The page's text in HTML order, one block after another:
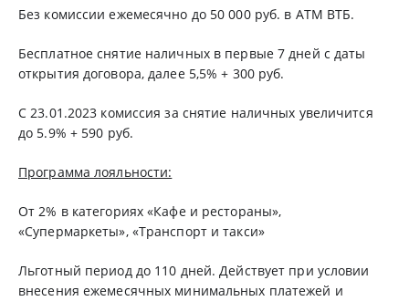
Без комиссии ежемесячно до 50 000 руб. в АТМ ВТБ.
Бесплатное снятие наличных в первые 7 дней с даты
открытия договора, далее 5,5% + 300 руб.
С 23.01.2023 комиссия за снятие наличных увеличится
до 5.9% + 590 руб.
Программа лояльности:
От 2% в категориях «Кафе и рестораны»,
«Супермаркеты», «Транспорт и такси»
Льготный период до 110 дней. Действует при условии
внесения ежемесячных минимальных платежей и